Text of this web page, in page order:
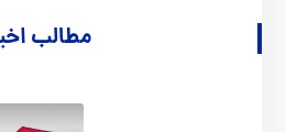
مطالب